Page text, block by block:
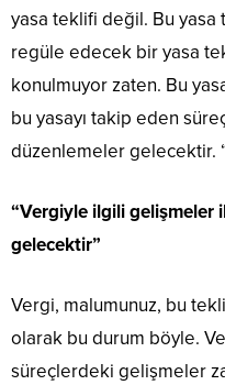
yasa teklifi değil. Bu
regüle edecek bir yasa
konulmuyor zaten. Bu
bu yasayı takip eden
düzenlemeler gelecektir.
“Vergiyle ilgili gelişmeler
gelecektir”
Vergi, malumunuz, bu
olarak bu durum böyle.
süreçlerdeki gelişmeler